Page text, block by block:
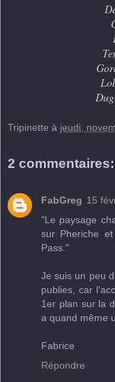
Tripinette à jeudi,
2 commentaires:
FabGreg 15
"Le paysage
sur Pheriche
Pass."
Je suis un peu
publies, car
1er plan sur la
a quand même
Fabrice
Répondre